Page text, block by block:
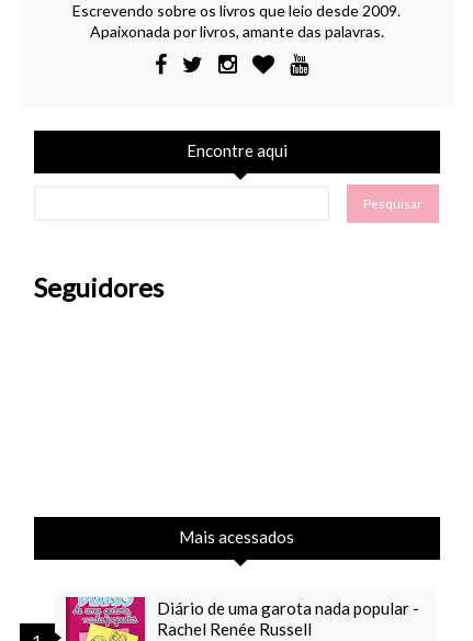
Escrevendo sobre os livros que leio desde 2009.
Apaixonada por livros, amante das palavras.
Encontre aqui
Seguidores
Mais acessados
Diário de uma garota nada popular -
Rachel Renée Russell